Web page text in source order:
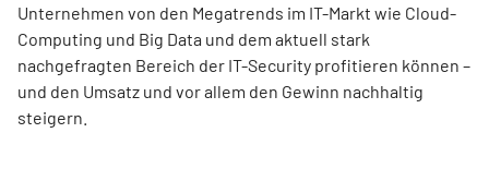
Unternehmen von den Megatrends im IT-Markt wie Cloud-
Computing und Big Data und dem aktuell stark
nachgefragten Bereich der IT-Security profitieren können –
und den Umsatz und vor allem den Gewinn nachhaltig
steigern.